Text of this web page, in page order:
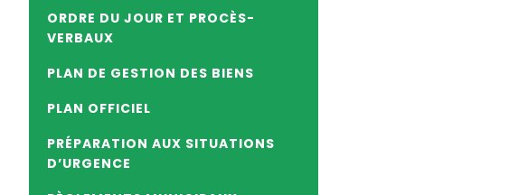
ORDRE DU JOUR ET PROCÈS-
VERBAUX
PLAN DE GESTION DES BIENS
PLAN OFFICIEL
PRÉPARATION AUX SITUATIONS
D’URGENCE